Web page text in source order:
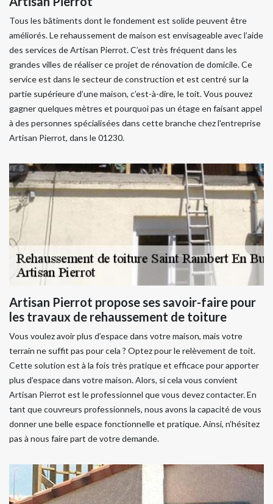
Tous les bâtiments dont le fondement est solide peuvent être
améliorés. Le rehaussement de maison est envisageable avec l’aide
des services de Artisan Pierrot. C’est très fréquent dans les
grandes villes de réaliser ce projet de rénovation de domicile. Ce
service est dans le secteur de construction et est centré sur la
partie supérieure d’une maison, c’est-à-dire, le toit. Vous pouvez
gagner quelques mètres et pourquoi pas un étage en faisant appel
à des personnes spécialisées dans cette branche chez l'entreprise
Artisan Pierrot, dans le 01230.
Artisan Pierrot propose ses savoir-faire pour
les travaux de rehaussement de toiture
Vous voulez avoir plus d’espace dans votre maison, mais votre
terrain ne suffit pas pour cela ? Optez pour le relèvement de toit.
Cette solution est à la fois très pratique et efficace pour apporter
plus d’espace dans votre maison. Alors, si cela vous convient
Artisan Pierrot est le professionnel que vous devez contacter. En
tant que couvreurs professionnels, nous avons la capacité de vous
donner une belle espace fonctionnelle et pratique. Ainsi, n’hésitez
pas à nous faire part de votre demande.